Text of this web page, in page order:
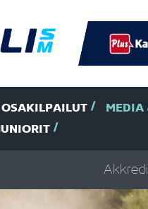
OSAKILPAILUT MEDIA
JUNIORIT